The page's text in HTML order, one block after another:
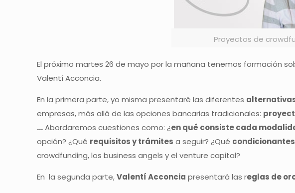
Proyectos de
El próximo martes 26 de mayo por la mañana tenemos formación
Valentí Acconcia.
En la primera parte, yo misma presentaré las diferentes
empresas, más allá de las opciones bancarias tradicionales:
…Abordaremos cuestiones como: ¿en qué consiste cada
opción? ¿Qué requisitos y trámites a seguir? ¿Qué condicionantes
crowdfunding, los business angels y el venture capital?
En la segunda parte,Valentí Acconcia presentará las reglas de